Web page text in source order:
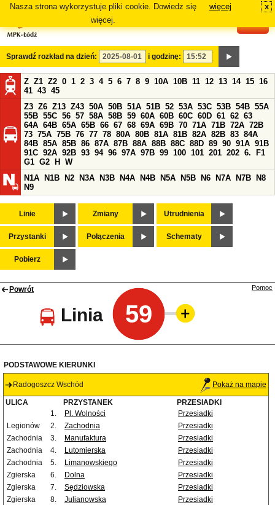
Nasza strona wykorzystuje pliki cookie. Dowiedz się
więcej.
więcej x
Sprawdź rozkład na dzień: i godzinę:
Z Z1 Z2 0 1 2 3 4 5 6 7 8 9 10A 10B 11 12 13 14 15 16
41 43 45
Z3 Z6 Z13 Z43 50A 50B 51A 51B 52 53A 53C 53B 54B 55A
55B 55C 56 57 58A 58B 59 60A 60B 60C 60D 61 62 63
64A 64B 65A 65B 66 67 68 69A 69B 70 71A 71B 72A 72B
73 75A 75B 76 77 78 80A 80B 81A 81B 82A 82B 83 84A
84B 85A 85B 86 87A 87B 88A 88B 88C 88D 89 90 91A 91B
91C 92A 92B 93 94 96 97A 97B 99 100 101 201 202 6.
F1
G1 G2 H
W
N1A
N1B N2 N3A N3B N4A N4B N5A N5B N6 N7A N7B
N8
N9
Linie Zmiany Utrudnienia
Przystanki Połączenia Schematy
Pobierz
Powrót
Linia 59
Pomoc
PODSTAWOWE KIERUNKI
Radogoszcz Wschód Pokaż na mapie
ULICA PRZYSTANEK
PRZESIADKI
1.
Pl. Wolności
Przesiadki
Legionów
2. Zachodnia
Przesiadki
Zachodnia
3. Manufaktura
Przesiadki
Zachodnia
4. Lutomierska
Przesiadki
Zachodnia
5. Limanowskiego
Przesiadki
Zgierska
6. Dolna
Przesiadki
Zgierska
7. Sędziowska
Przesiadki
Zgierska
8. Julianowska
Przesiadki